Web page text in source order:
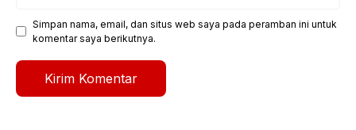
Simpan nama, email, dan situs web saya pada peramban ini untuk
komentar saya berikutnya.